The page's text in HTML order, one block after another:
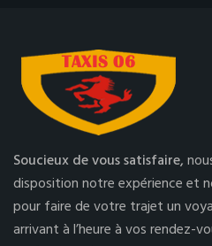
Soucieux de vous satisfaire,
disposition notre expérience et
pour faire de votre trajet un
arrivant à l’heure à vos rendez-